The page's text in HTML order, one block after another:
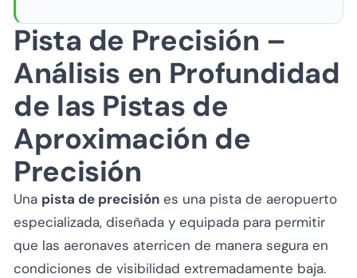
Pista de Precisión –
Análisis en Profundidad
de las Pistas de
Aproximación de
Precisión
Una pista de precisión es una pista de aeropuerto
especializada, diseñada y equipada para permitir
que las aeronaves aterricen de manera segura en
condiciones de visibilidad extremadamente baja.